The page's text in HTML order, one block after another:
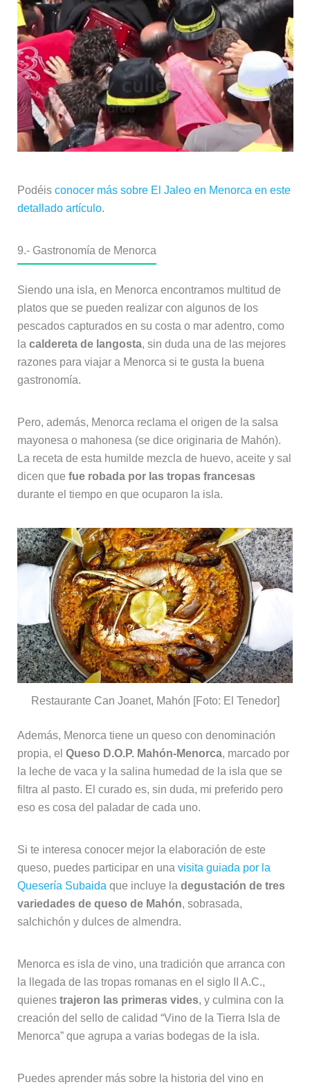
Podéis conocer más sobre El Jaleo en Menorca en este
detallado artículo.
9.- Gastronomía de Menorca
Siendo una isla, en Menorca encontramos multitud de
platos que se pueden realizar con algunos de los
pescados capturados en su costa o mar adentro, como
la caldereta de langosta, sin duda una de las mejores
razones para viajar a Menorca si te gusta la buena
gastronomía.
Pero, además, Menorca reclama el origen de la salsa
mayonesa o mahonesa (se dice originaria de Mahón).
La receta de esta humilde mezcla de huevo, aceite y sal
dicen que fue robada por las tropas francesas
durante el tiempo en que ocuparon la isla.
Restaurante Can Joanet, Mahón [Foto: El Tenedor]
Además, Menorca tiene un queso con denominación
propia, el Queso D.O.P. Mahón-Menorca, marcado por
la leche de vaca y la salina humedad de la isla que se
filtra al pasto. El curado es, sin duda, mi preferido pero
eso es cosa del paladar de cada uno.
Si te interesa conocer mejor la elaboración de este
queso, puedes participar en una visita guiada por la
Quesería Subaida que incluye la degustación de tres
variedades de queso de Mahón, sobrasada,
salchichón y dulces de almendra.
Menorca es isla de vino, una tradición que arranca con
la llegada de las tropas romanas en el siglo II A.C.,
quienes trajeron las primeras vides, y culmina con la
creación del sello de calidad “Vino de la Tierra Isla de
Menorca” que agrupa a varias bodegas de la isla.
Puedes aprender más sobre la historia del vino en